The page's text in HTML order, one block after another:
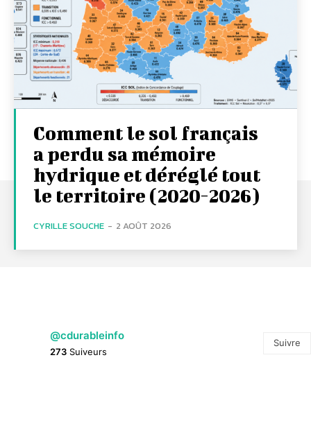
Comment le sol français
a perdu sa mémoire
hydrique et déréglé tout
le territoire (2020-2026)
CYRILLE SOUCHE - 2 AOÛT 2026
@cdurableinfo
273 Suiveurs
Suivre